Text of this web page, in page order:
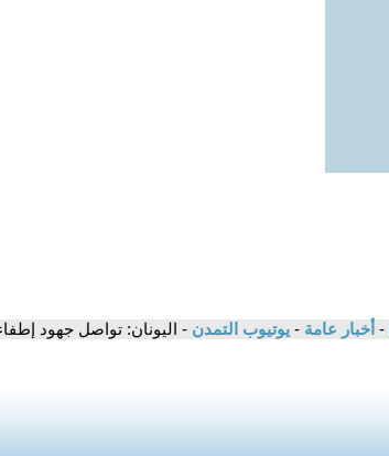
- أخبار عامة - يوتيوب التمدن - اليونان: تواصل جهود